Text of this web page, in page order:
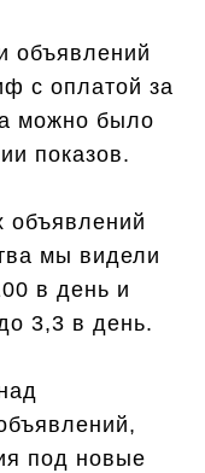
объявлений
с оплатой за
можно было
показов.
объявлений
мы видели
в день и
3,3 в день.
под новые